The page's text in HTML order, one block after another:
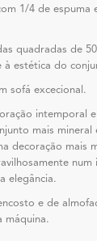
1/4 de espuma
quadradas de
à estética do
sofá excecional.
intemporal
mais mineral
decoração mais
num
elegância.
e de
máquina.